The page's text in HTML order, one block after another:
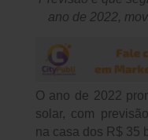
ano de 2022,
O ano de 2022
solar, com
na casa dos R$ 35